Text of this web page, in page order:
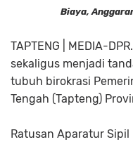
Biaya,
TAPTENG | MEDIA-
sekaligus menjadi
tubuh birokrasi
Tengah (Tapteng)
Ratusan Aparatur Sipil